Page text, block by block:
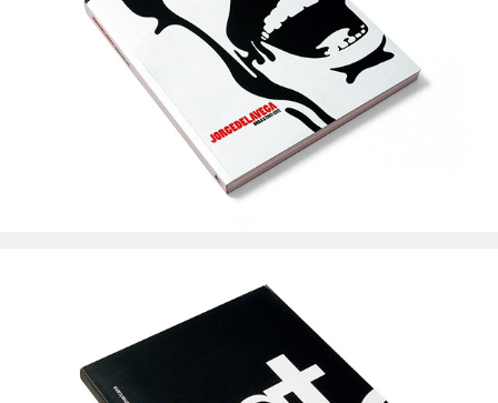
MALBA Colección Costantini